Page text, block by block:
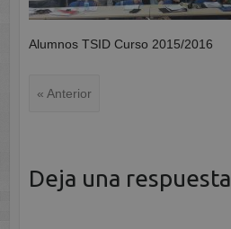
Alumnos TSID Curso 2015/2016
« Anterior
Deja una respuesta